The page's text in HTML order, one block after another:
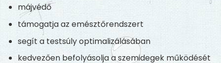
májvédő
támogatja az emésztőrendszert
segít a testsúly optimalizálásában
kedvezően befolyásolja a szemidegek működését